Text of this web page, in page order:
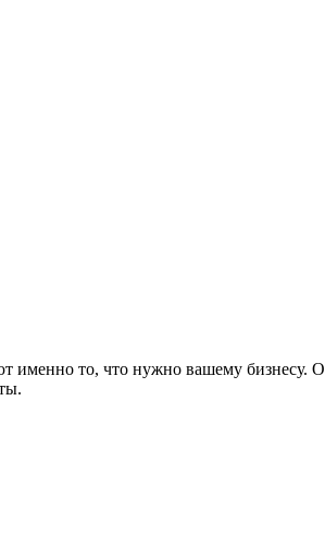
именно то, что нужно вашему бизнесу.